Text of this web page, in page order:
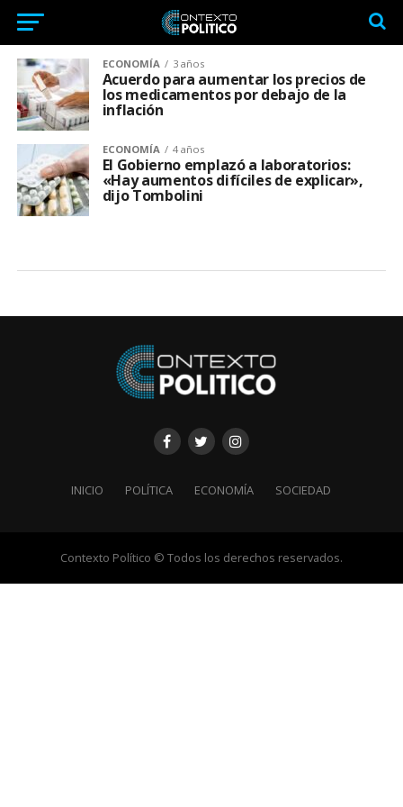
ECONOMÍA 3 años
Acuerdo para aumentar los precios de
los medicamentos por debajo de la
inflación
ECONOMÍA 4 años
El Gobierno emplazó a laboratorios:
«Hay aumentos difíciles de explicar»,
dijo Tombolini
INICIO POLÍTICA ECONOMÍA SOCIEDAD
Contexto Político © Todos los derechos reservados.